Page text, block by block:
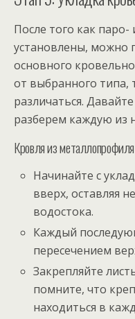
После того как
установлены, можно
основного
от выбранного типа,
различаться.
разберем каждую из
Кровля из металлопрофиля
Начинайте с
вверх, оставляя
водостока.
Каждый
пересечением
Закрепляйте
помните, что
находиться в